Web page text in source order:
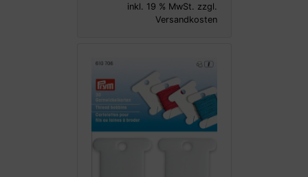
inkl. 19 % MwSt. zzgl.
Versandkosten